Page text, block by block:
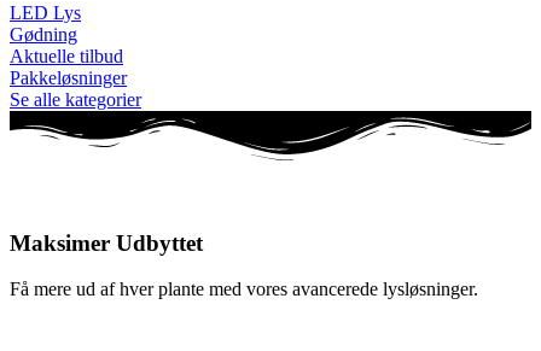
LED Lys
Gødning
Aktuelle tilbud
Pakkeløsninger
Se alle kategorier
Maksimer Udbyttet
Få mere ud af hver plante med vores avancerede lysløsninger.